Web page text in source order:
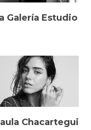
Galería Estudio
Chacartegui